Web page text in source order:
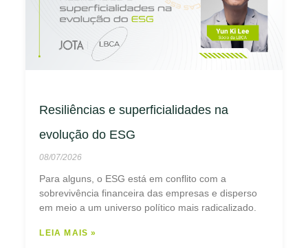
Resiliências e superficialidades na
evolução do ESG
08/07/2026
Para alguns, o ESG está em conflito com a
sobrevivência financeira das empresas e disperso
em meio a um universo político mais radicalizado.
LEIA MAIS »